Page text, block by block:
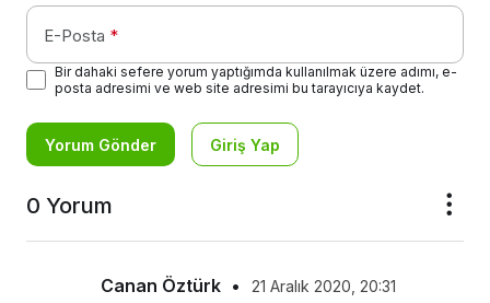
E-Posta *
Bir dahaki sefere yorum yaptığımda kullanılmak üzere adımı, e-
posta adresimi ve web site adresimi bu tarayıcıya kaydet.
Yorum Gönder Giriş Yap
0 Yorum
Canan Öztürk •
21 Aralık 2020, 20:31